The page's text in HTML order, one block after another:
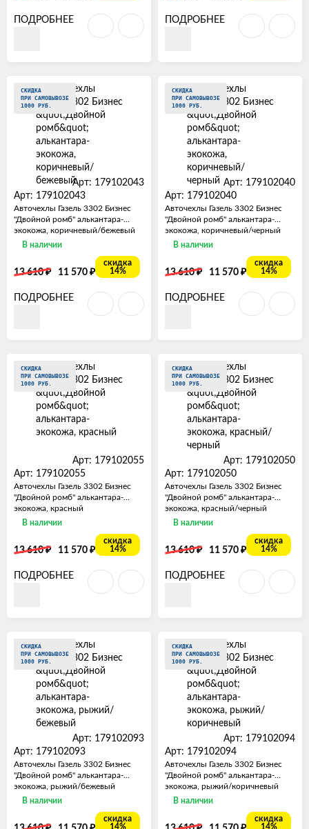
ПОДРОБНЕЕ ПОДРОБНЕЕ
СКИДКА
ПРИ САМОВЫВОЗЕ
1000 РУБ.
Арт: 179102043
Арт: 179102043
Авточехлы Газель 3302 Бизнес
"Двойной ромб" алькантара-
экокожа, коричневый/бежевый
В наличии
13 610₽ 11 570 ₽
скидка
14%
ПОДРОБНЕЕ
СКИДКА
ПРИ САМОВЫВОЗЕ
1000 РУБ.
Арт: 179102040
Арт: 179102040
Авточехлы Газель 3302 Бизнес
"Двойной ромб" алькантара-
экокожа, коричневый/черный
В наличии
13 610₽ 11 570 ₽
скидка
14%
ПОДРОБНЕЕ
СКИДКА
ПРИ САМОВЫВОЗЕ
1000 РУБ.
Арт: 179102055
Арт: 179102055
Авточехлы Газель 3302 Бизнес
"Двойной ромб" алькантара-
экокожа, красный
В наличии
13 610₽ 11 570 ₽
скидка
14%
ПОДРОБНЕЕ
СКИДКА
ПРИ САМОВЫВОЗЕ
1000 РУБ.
Арт: 179102050
Арт: 179102050
Авточехлы Газель 3302 Бизнес
"Двойной ромб" алькантара-
экокожа, красный/черный
В наличии
13 610₽ 11 570 ₽
скидка
14%
ПОДРОБНЕЕ
СКИДКА
ПРИ САМОВЫВОЗЕ
1000 РУБ.
Арт: 179102093
Арт: 179102093
Авточехлы Газель 3302 Бизнес
"Двойной ромб" алькантара-
экокожа, рыжий/бежевый
В наличии
скидка
14%
СКИДКА
ПРИ САМОВЫВОЗЕ
1000 РУБ.
Арт: 179102094
Арт: 179102094
Авточехлы Газель 3302 Бизнес
"Двойной ромб" алькантара-
экокожа, рыжий/коричневый
В наличии
скидка
14%